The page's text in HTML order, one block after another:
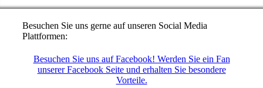
Besuchen Sie uns gerne auf unseren Social Media
Plattformen:
Besuchen Sie uns auf Facebook! Werden Sie ein Fan
unserer Facebook Seite und erhalten Sie besondere
Vorteile.